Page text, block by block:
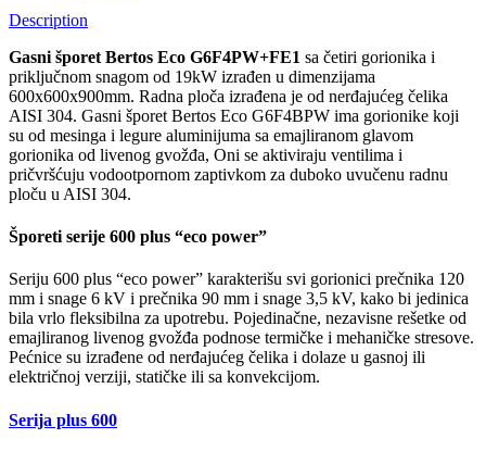
Description
Gasni šporet Bertos Eco G6F4PW+FE1 sa četiri gorionika i
priključnom snagom od 19kW izrađen u dimenzijama
600x600x900mm. Radna ploča izrađena je od nerđajućeg čelika
AISI 304. Gasni šporet Bertos Eco G6F4BPW ima gorionike koji
su od mesinga i legure aluminijuma sa emajliranom glavom
gorionika od livenog gvožđa, Oni se aktiviraju ventilima i
pričvršćuju vodootpornom zaptivkom za duboko uvučenu radnu
ploču u AISI 304.
Šporeti serije 600 plus “eco power”
Seriju 600 plus “eco power” karakterišu svi gorionici prečnika 120
mm i snage 6 kV i prečnika 90 mm i snage 3,5 kV, kako bi jedinica
bila vrlo fleksibilna za upotrebu. Pojedinačne, nezavisne rešetke od
emajliranog livenog gvožđa podnose termičke i mehaničke stresove.
Pećnice su izrađene od nerđajućeg čelika i dolaze u gasnoj ili
električnoj verziji, statičke ili sa konvekcijom.
Serija plus 600